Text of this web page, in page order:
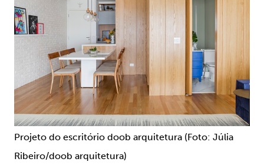
Projeto do escritório doob arquitetura (Foto: Júlia
Ribeiro/doob arquitetura)